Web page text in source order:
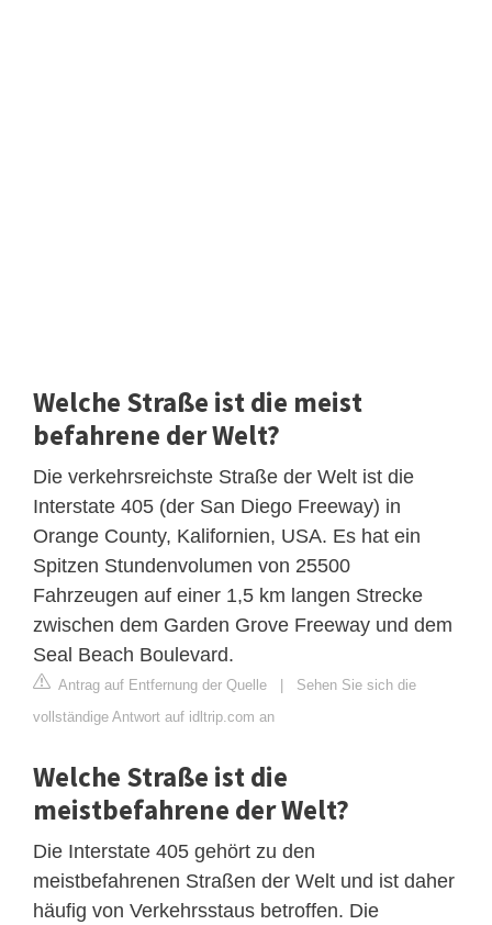
Welche Straße ist die meist
befahrene der Welt?
Die verkehrsreichste Straße der Welt ist die
Interstate 405 (der San Diego Freeway) in
Orange County, Kalifornien, USA. Es hat ein
Spitzen Stundenvolumen von 25500
Fahrzeugen auf einer 1,5 km langen Strecke
zwischen dem Garden Grove Freeway und dem
Seal Beach Boulevard.
Antrag auf Entfernung der Quelle | Sehen Sie sich die
vollständige Antwort auf idltrip.com an
Welche Straße ist die
meistbefahrene der Welt?
Die Interstate 405 gehört zu den
meistbefahrenen Straßen der Welt und ist daher
häufig von Verkehrsstaus betroffen. Die